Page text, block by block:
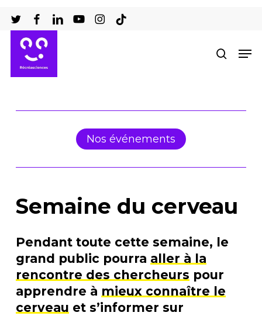
au
contenu
principal
Nos événements
Semaine du cerveau
Pendant toute cette semaine, le
grand public pourra aller à la
rencontre des chercheurs pour
apprendre à mieux connaître le
cerveau et s’informer sur
le